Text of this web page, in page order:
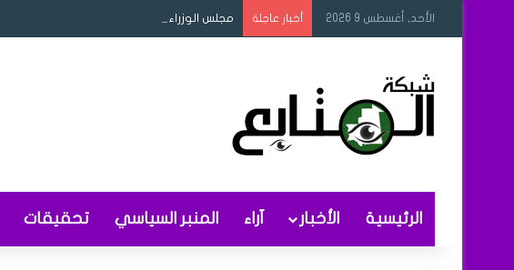
الأحد, أغسطس 9 2026 أخبار عاجلة مجلس الوزراء يصادق على مشاريع قوانين
الرئيسية الأخبار آراء المنبر السياسي تحقيقات